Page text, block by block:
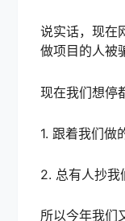
说实话，现在
做项目的人被
现在我们想停
1. 跟着我们做
2. 总有人抄我
所以今年我们